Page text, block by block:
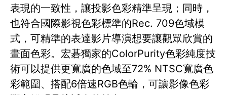
表現的一致性，讓投影色彩精準呈現；同時，
也符合國際影視色彩標準的Rec. 709色域模
式，可精準的表達影片導演想要讓觀眾欣賞的
畫面色彩。宏碁獨家的ColorPurity色彩純度技
術可以提供更寬廣的色域至72% NTSC寬廣色
彩範圍、搭配6倍速RGB色輪，可讓影像色彩